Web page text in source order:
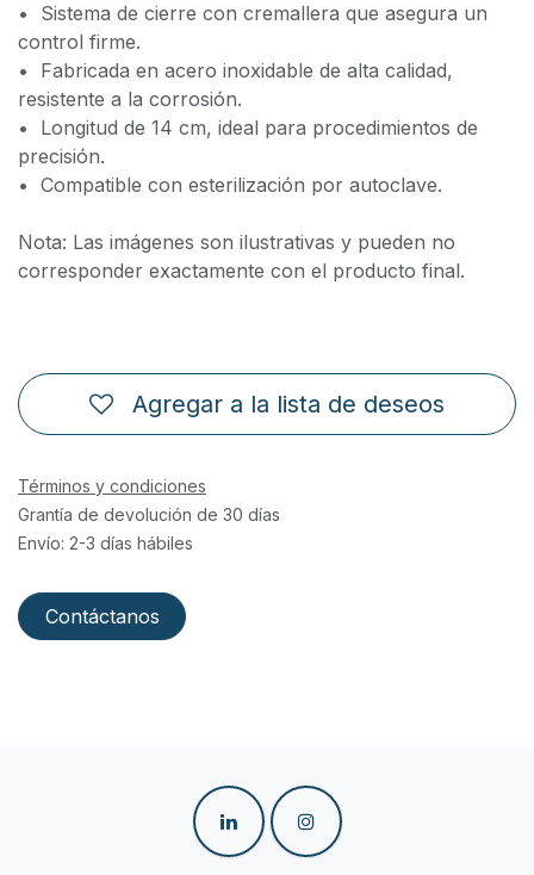
•⁠ ⁠Sistema de cierre con cremallera que asegura un
control firme.
•⁠ ⁠Fabricada en acero inoxidable de alta calidad,
resistente a la corrosión.
•⁠ ⁠Longitud de 14 cm, ideal para procedimientos de
precisión.
•⁠ ⁠Compatible con esterilización por autoclave.
Nota: Las imágenes son ilustrativas y pueden no
corresponder exactamente con el producto final.
Agregar a la lista de deseos
Términos y condiciones
Grantía de devolución de 30 días
Envío: 2-3 días hábiles
Contáctanos